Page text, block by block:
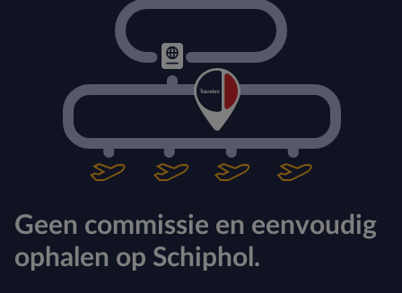
Geen commissie en eenvoudig
ophalen op Schiphol.